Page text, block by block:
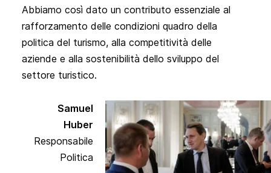
Abbiamo così dato un contributo essenziale al
rafforzamento delle condizioni quadro della
politica del turismo, alla competitività delle
aziende e alla sostenibilità dello sviluppo del
settore turistico.
Samuel
Huber
Responsabile
Politica